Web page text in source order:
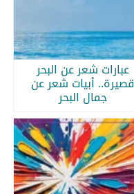
عبارات شعر عن البحر
قصيرة.. أبيات شعر عن
جمال البحر